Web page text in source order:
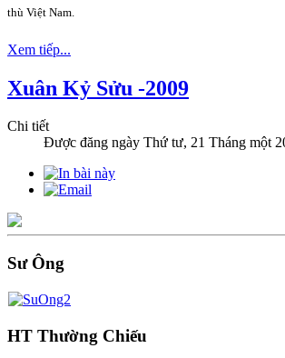
thù Việt Nam.
Xem tiếp...
Xuân Kỷ Sửu -2009
Chi tiết
Được đăng ngày Thứ tư, 21 Tháng một
Sư Ông
HT Thường Chiếu